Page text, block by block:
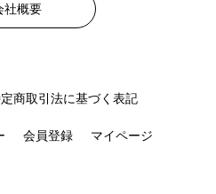
社概要
商取引法に基づく表記
会員登録 マイページ